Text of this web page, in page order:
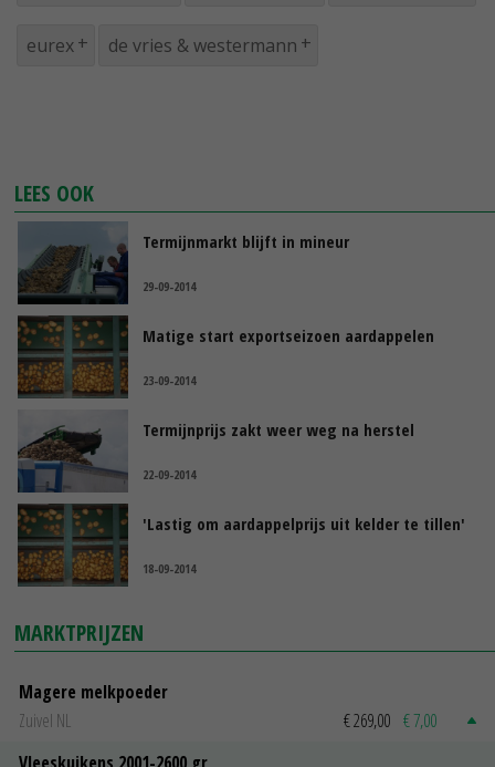
eurex de vries & westermann
LEES OOK
Termijnmarkt blijft in mineur
29-09-2014
Matige start exportseizoen aardappelen
23-09-2014
Termijnprijs zakt weer weg na herstel
22-09-2014
'Lastig om aardappelprijs uit kelder te tillen'
18-09-2014
MARKTPRIJZEN
Magere melkpoeder
Zuivel NL
€ 269,00 € 7,00